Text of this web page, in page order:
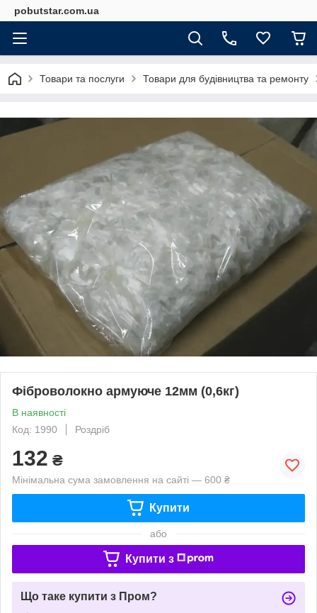
pobutstar.com.ua
Товари та послуги Товари для будівництва та ремонту
Фіброволокно армуюче 12мм (0,6кг)
В наявності
Код: 1990
Роздріб
132 ₴
Мінімальна сума замовлення на сайті — 600 ₴
Купити
або
Купити з
Що таке купити з Пром?